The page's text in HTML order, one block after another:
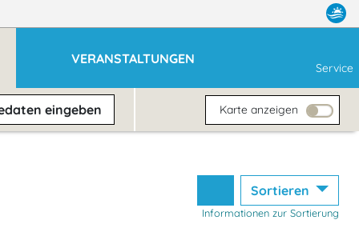
VERANSTALTUNGEN
Service
eingeben Karte anzeigen
Sortieren
Informationen zur Sortierung